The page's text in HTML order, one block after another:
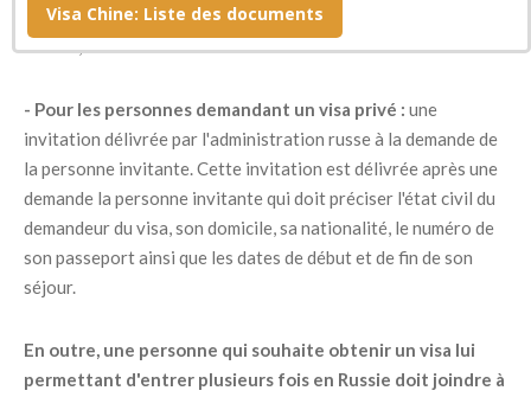
d'hôtel si son séjour est bref ainsi qu'une copie de son billet de
retour ;
- Pour les personnes demandant un visa privé : une
invitation délivrée par l'administration russe à la demande de
la personne invitante. Cette invitation est délivrée après une
demande la personne invitante qui doit préciser l'état civil du
demandeur du visa, son domicile, sa nationalité, le numéro de
son passeport ainsi que les dates de début et de fin de son
séjour.
En outre, une personne qui souhaite obtenir un visa lui
permettant d'entrer plusieurs fois en Russie doit joindre à
Visa Chine: Liste des documents